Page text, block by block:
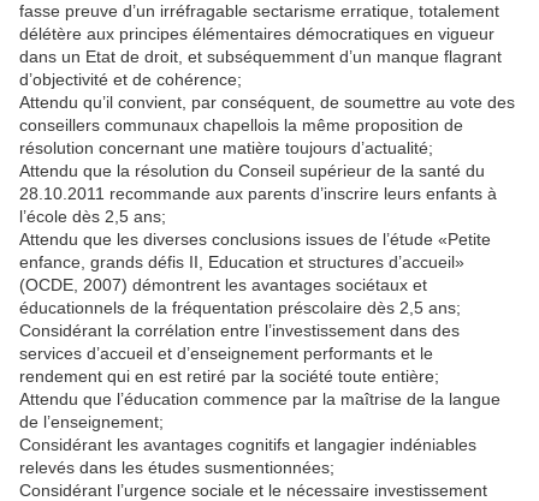
fasse preuve d’un irréfragable sectarisme erratique, totalement
délétère aux principes élémentaires démocratiques en vigueur
dans un Etat de droit, et subséquemment d’un manque flagrant
d’objectivité et de cohérence;
Attendu qu’il convient, par conséquent, de soumettre au vote des
conseillers communaux chapellois la même proposition de
résolution concernant une matière toujours d’actualité;
Attendu que la résolution du Conseil supérieur de la santé du
28.10.2011 recommande aux parents d’inscrire leurs enfants à
l’école dès 2,5 ans;
Attendu que les diverses conclusions issues de l’étude «Petite
enfance, grands défis II, Education et structures d’accueil»
(OCDE, 2007) démontrent les avantages sociétaux et
éducationnels de la fréquentation préscolaire dès 2,5 ans;
Considérant la corrélation entre l’investissement dans des
services d’accueil et d’enseignement performants et le
rendement qui en est retiré par la société toute entière;
Attendu que l’éducation commence par la maîtrise de la langue
de l’enseignement;
Considérant les avantages cognitifs et langagier indéniables
relevés dans les études susmentionnées;
Considérant l’urgence sociale et le nécessaire investissement